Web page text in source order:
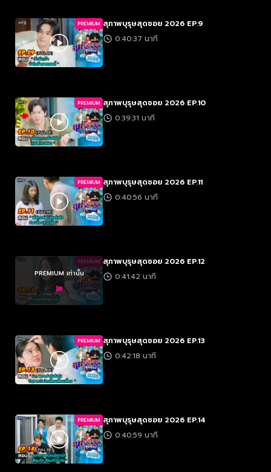
PREMIUM สุภาพบุรุษสุดซอย 2026 EP.9
0:40:37 นาที
PREMIUM สุภาพบุรุษสุดซอย 2026 EP.10
0:39:31 นาที
PREMIUM สุภาพบุรุษสุดซอย 2026 EP.11
0:40:56 นาที
PREMIUM
PREMIUM เท่านั้น
สุภาพบุรุษสุดซอย 2026 EP.12
0:41:42 นาที
PREMIUM สุภาพบุรุษสุดซอย 2026 EP.13
0:42:18 นาที
PREMIUM สุภาพบุรุษสุดซอย 2026 EP.14
0:40:59 นาที